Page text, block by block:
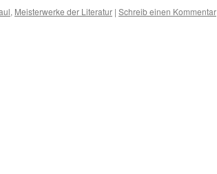
, Meisterwerke der Literatur | Schreib einen Kommentar